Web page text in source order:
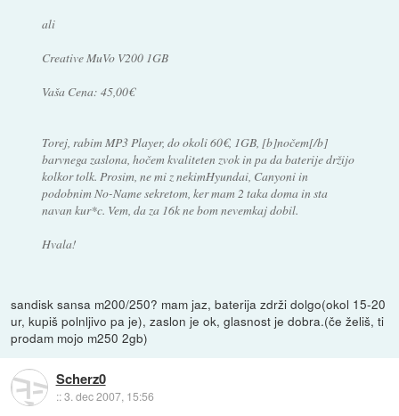
ali
Creative MuVo V200 1GB
Vaša Cena: 45,00€
Torej, rabim MP3 Player, do okoli 60€, 1GB, [b]nočem[/b]
barvnega zaslona, hočem kvaliteten zvok in pa da baterije držijo
kolkor tolk. Prosim, ne mi z nekimHyundai, Canyoni in
podobnim No-Name sekretom, ker mam 2 taka doma in sta
navan kur*c. Vem, da za 16k ne bom nevemkaj dobil.
Hvala!
sandisk sansa m200/250? mam jaz, baterija zdrži dolgo(okol 15-20
ur, kupiš polnljivo pa je), zaslon je ok, glasnost je dobra.(če želiš, ti
prodam mojo m250 2gb)
Scherz0
::3. dec 2007, 15:56